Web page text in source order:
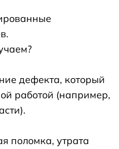
дефекта, который
работой (например,
поломка, утрата